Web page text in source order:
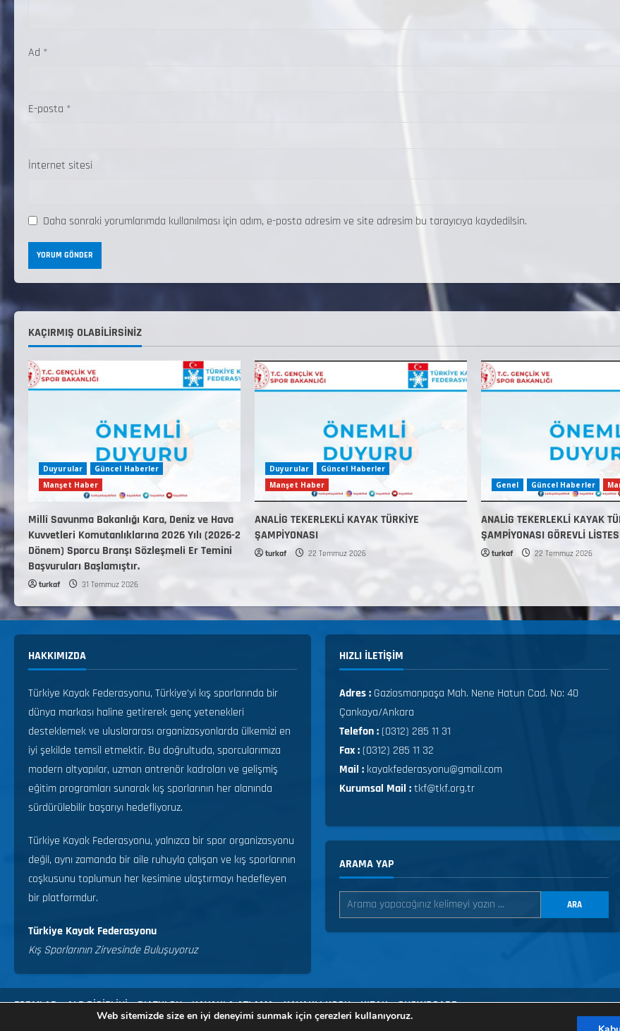
Ad *
E-posta *
İnternet sitesi
Daha sonraki yorumlarımda kullanılması için adım, e-posta adresim ve site adresim bu tarayıcıya kaydedilsin.
KAÇIRMIŞ OLABILIRSINIZ
Duyurular
Güncel Haberler
Manşet Haber
Millî Savunma Bakanlığı Kara, Deniz ve Hava
Kuvvetleri Komutanlıklarına 2026 Yılı (2026-2
Dönem) Sporcu Branşı Sözleşmeli Er Temini
Başvuruları Başlamıştır.
turkaf 31 Temmuz 2026
Duyurular
Güncel Haberler
Manşet Haber
ANALİG TEKERLEKLİ KAYAK TÜRKİYE
ŞAMPİYONASI
turkaf 22 Temmuz 2026
Genel Güncel Haberler
ANALİG TEKERLEKLİ KAYAK
ŞAMPİYONASI GÖREVLİ
turkaf 22 Temmuz 2026
HAKKIMIZDA
Türkiye Kayak Federasyonu, Türkiye’yi kış sporlarında bir
dünya markası haline getirerek genç yetenekleri
desteklemek ve uluslararası organizasyonlarda ülkemizi en
iyi şekilde temsil etmektir. Bu doğrultuda, sporcularımıza
modern altyapılar, uzman antrenör kadroları ve gelişmiş
eğitim programları sunarak kış sporlarının her alanında
sürdürülebilir başarıyı hedefliyoruz.
Türkiye Kayak Federasyonu, yalnızca bir spor organizasyonu
değil, aynı zamanda bir aile ruhuyla çalışan ve kış sporlarının
coşkusunu toplumun her kesimine ulaştırmayı hedefleyen
bir platformdur.
Türkiye Kayak Federasyonu
Kış Sporlarının Zirvesinde Buluşuyoruz
HIZLI ILETIŞIM
Adres : Gaziosmanpaşa Mah. Nene Hatun Cad. No: 40
Çankaya/Ankara
Telefon :(0312) 285 11 31
Fax :(0312) 285 11 32
Mail : kayakfederasyonu@gmail.com
Kurumsal Mail :tkf@tkf.org.tr
ARAMA YAP
ARA
FORMLAR ALP DİSİPLİNİ BIATHLON KAYAKLA ATLAMA KAYAKLI KOŞU KIZAK SNOWBOARD
Web sitemizde size en iyi deneyimi sunmak için çerezleri kullanıyoruz.